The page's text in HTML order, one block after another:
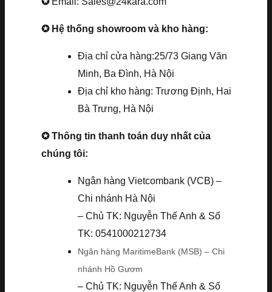
✪ Hệ thống showroom và kho hàng:
Địa chỉ cửa hàng:25/73 Giang Văn
Minh, Ba Đình, Hà Nội
Địa chỉ kho hàng: Trương Định, Hai
Bà Trưng, Hà Nội
✪ Thông tin thanh toán duy nhất của
chúng tôi:
Ngân hàng Vietcombank (VCB) –
Chi nhánh Hà Nội
– Chủ TK: Nguyễn Thế Anh & Số
TK: 0541000212734
Ngân hàng MaritimeBank (MSB) – Chi
nhánh Hồ Gươm
– Chủ TK: Nguyễn Thế Anh & Số